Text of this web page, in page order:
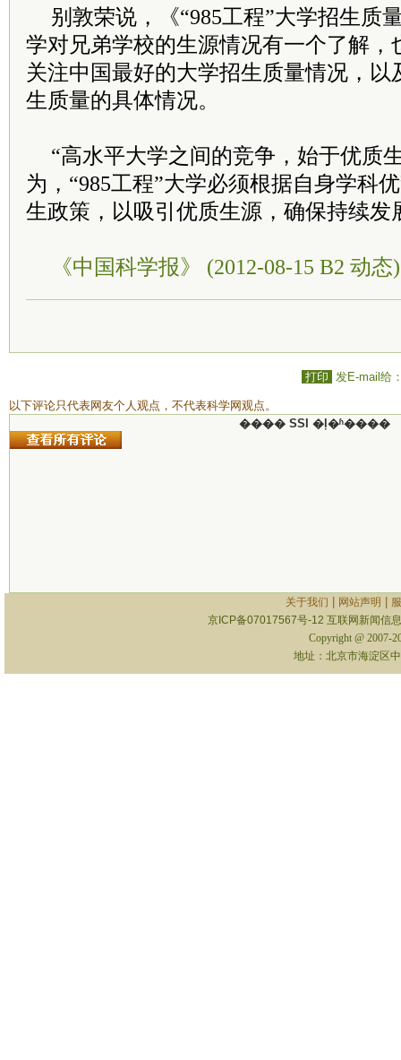
别敦荣说，《“985工程”大学招生质
学对兄弟学校的生源情况有一个了解，
关注中国最好的大学招生质量情况，以
生质量的具体情况。
“高水平大学之间的竞争，始于优质
为，“985工程”大学必须根据自身学科
生政策，以吸引优质生源，确保持续发
《中国科学报》 (2012-08-15 B2 动态)
打印 发E-mail给
以下评论只代表网友个人观点，不代表科学网观点。
���� SSI �ļ�ʱ����
关于我们 网站声明
京ICP备07017567号-12 互联网新闻信
Copyright @ 2007-
地址：北京市海淀区